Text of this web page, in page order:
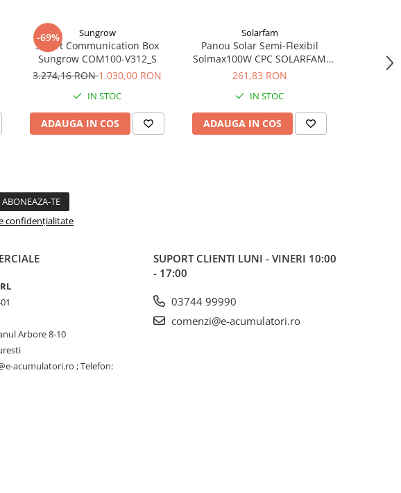
-69% Sungrow
Smart Communication Box
Sungrow COM100-V312_S
3.274,16 RON1.030,00 RON
IN STOC
ADAUGA IN COS
Solarfam
Panou Solar Semi-Flexibil
Solmax100W CPC SOLARFAM
Solarfam-Flex-100
261,83 RON
IN STOC
ADAUGA IN COS
confidențialitate
Arbore 8-10
acumulatori.ro ; Telefon:
SUPORT CLIENTI LUNI - VINERI 10:00
- 17:00
03744 99990
comenzi@e-acumulatori.ro